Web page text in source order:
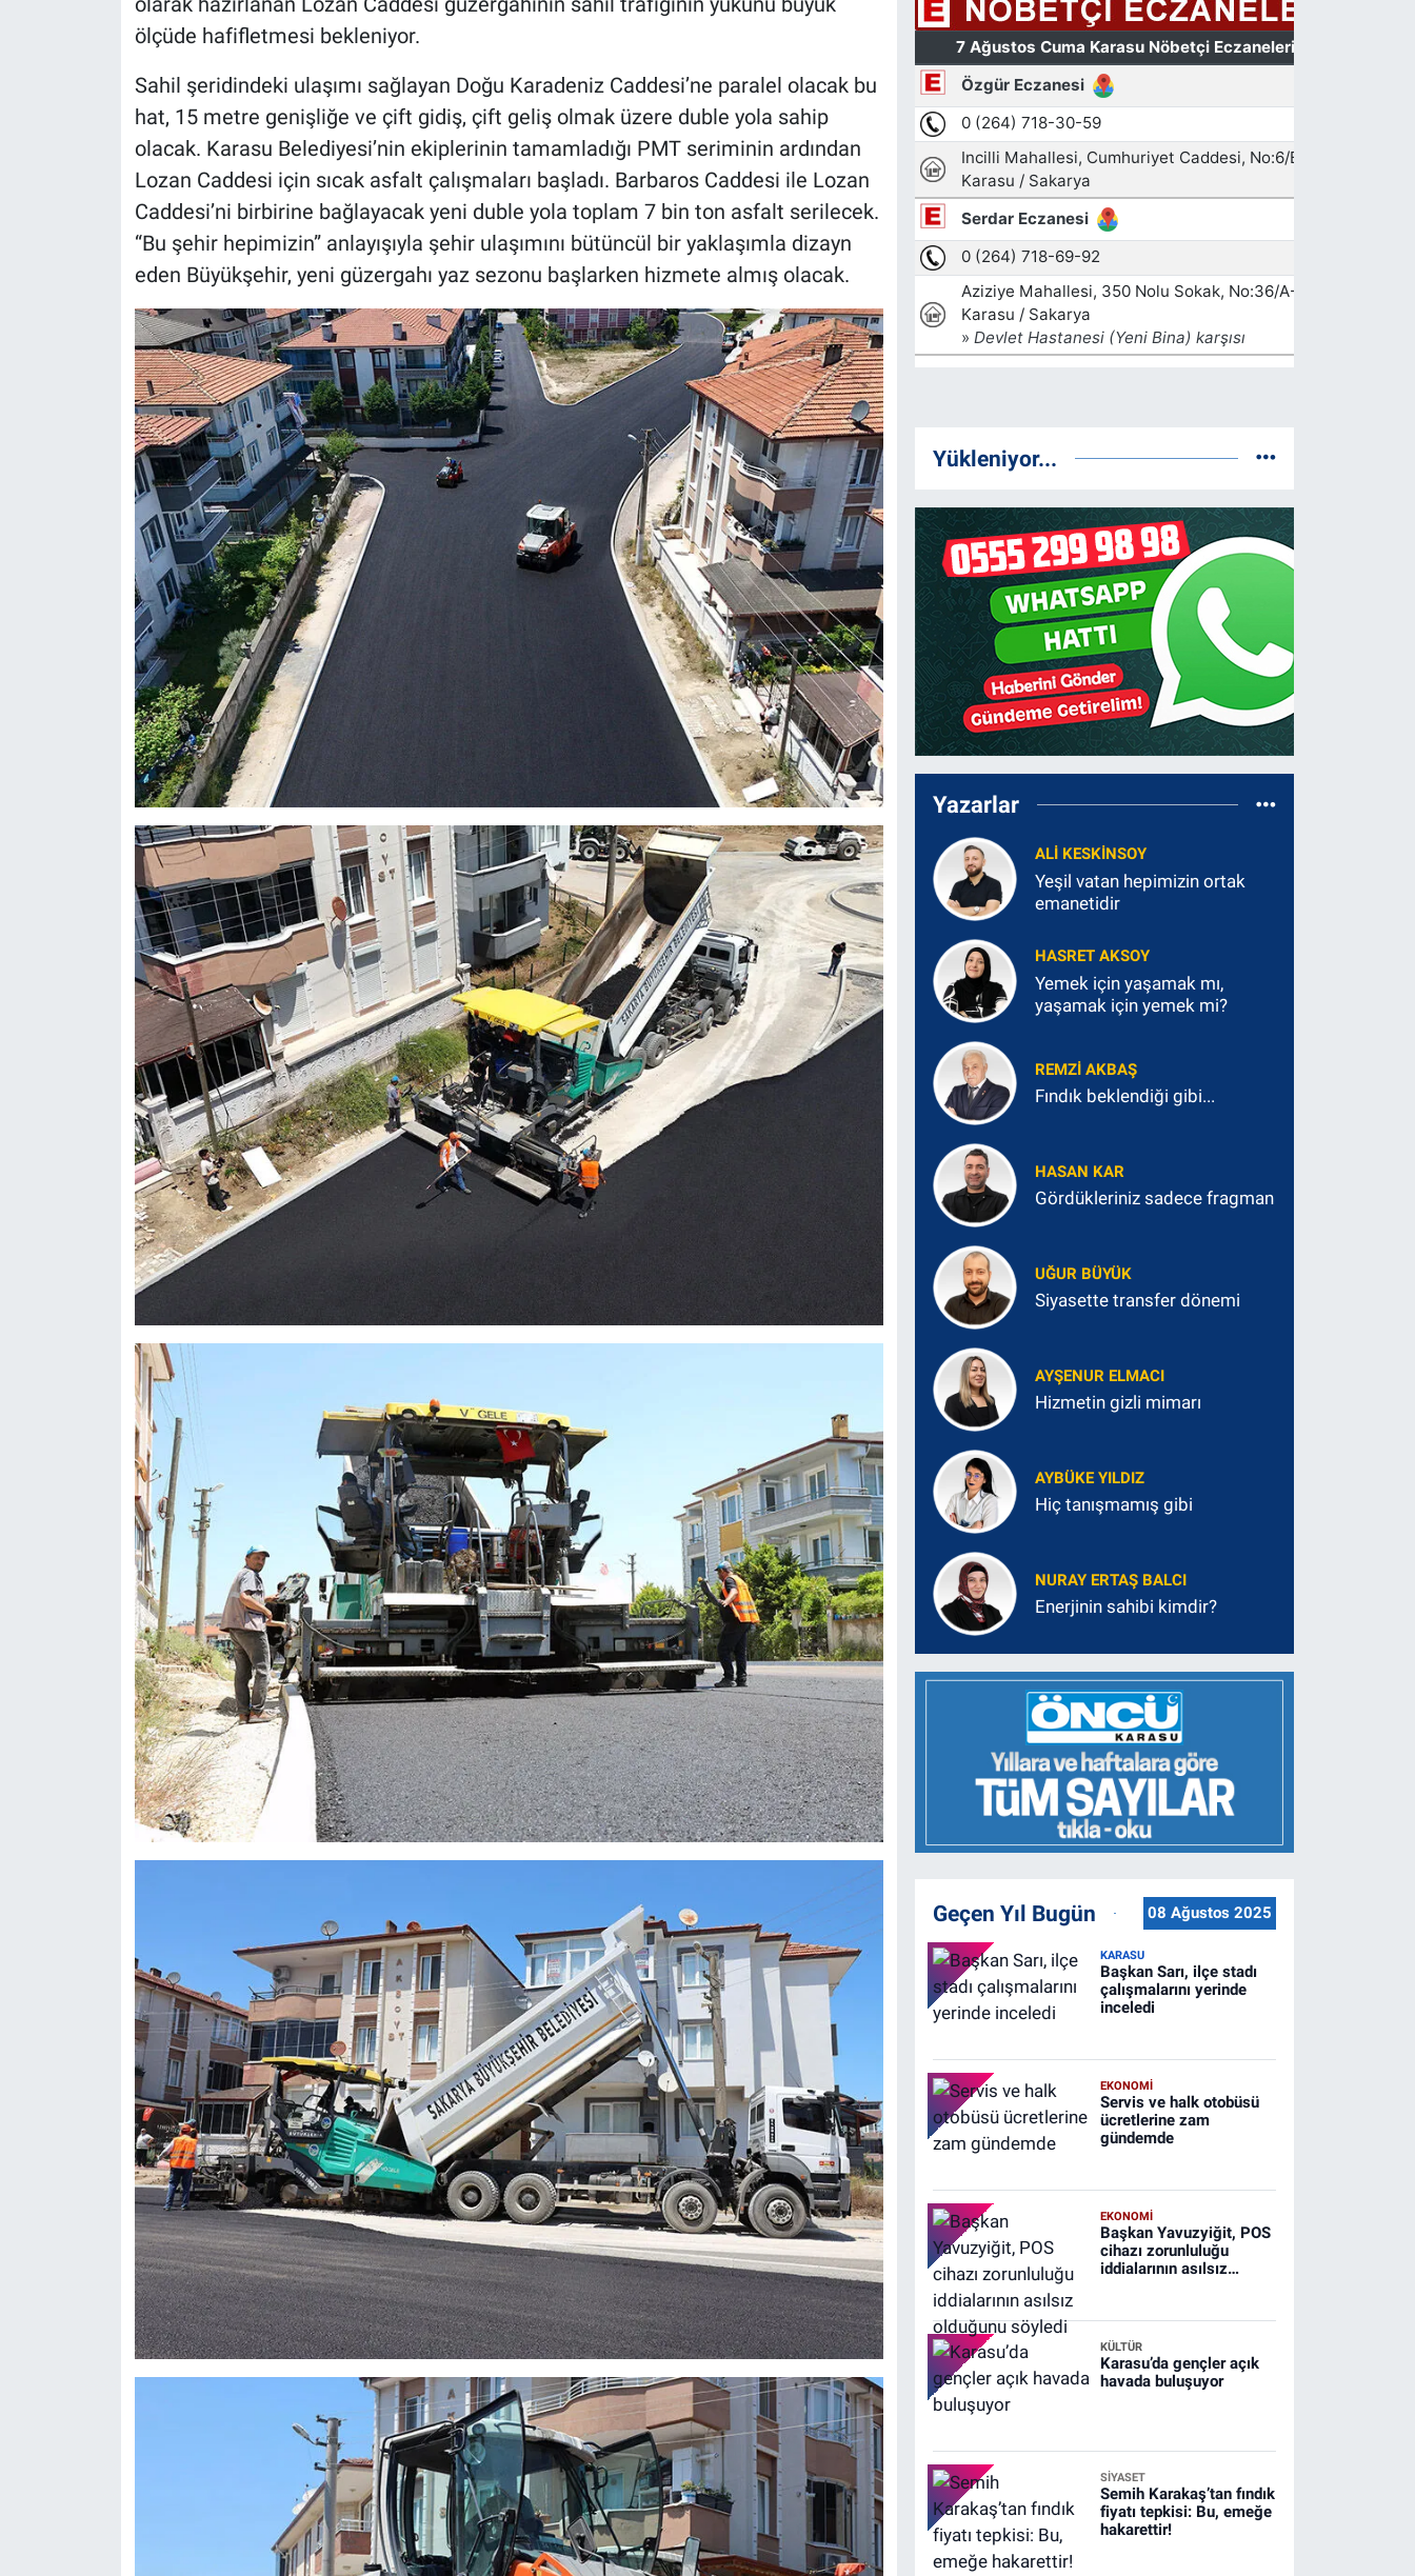
ölçüde hafifletmesi bekleniyor.
Sahil şeridindeki ulaşımı sağlayan Doğu Karadeniz Caddesi’ne paralel olacak bu
hat, 15 metre genişliğe ve çift gidiş, çift geliş olmak üzere duble yola sahip
olacak. Karasu Belediyesi’nin ekiplerinin tamamladığı PMT seriminin ardından
Lozan Caddesi için sıcak asfalt çalışmaları başladı. Barbaros Caddesi ile Lozan
Caddesi’ni birbirine bağlayacak yeni duble yola toplam 7 bin ton asfalt serilecek.
“Bu şehir hepimizin” anlayışıyla şehir ulaşımını bütüncül bir yaklaşımla dizayn
eden Büyükşehir, yeni güzergahı yaz sezonu başlarken hizmete almış olacak.
Yükleniyor...
Yazarlar
ALI KESKINSOY
Yeşil vatan hepimizin ortak
emanetidir
HASRET AKSOY
Yemek için yaşamak mı,
yaşamak için yemek mi?
REMZI AKBAŞ
Fındık beklendiği gibi...
HASAN KAR
Gördükleriniz sadece fragman
UĞUR BÜYÜK
Siyasette transfer dönemi
AYŞENUR ELMACI
Hizmetin gizli mimarı
AYBÜKE YILDIZ
Hiç tanışmamış gibi
NURAY ERTAŞ BALCI
Enerjinin sahibi kimdir?
Geçen Yıl Bugün 08 Ağustos 2025
KARASU
Başkan Sarı, ilçe stadı
çalışmalarını yerinde
inceledi
EKONOMİ
Servis ve halk otobüsü
ücretlerine zam
gündemde
EKONOMİ
Başkan Yavuzyiğit, POS
cihazı zorunluluğu
iddialarının asılsız
KÜLTÜR
Karasu’da gençler açık
havada buluşuyor
SİYASET
Semih Karakaş’tan fındık
fiyatı tepkisi: Bu, emeğe
hakarettir!